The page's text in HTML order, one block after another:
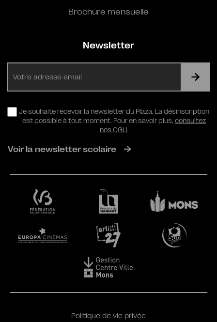
Brochure mensuelle
Newsletter
RGPD
Je souhaite recevoir la newsletter du Plaza. La désinscription
est possible à tout moment. Pour en savoir plus,consultez
nos CGU.
Voir la newsletter scolaire
Politique de vie privée